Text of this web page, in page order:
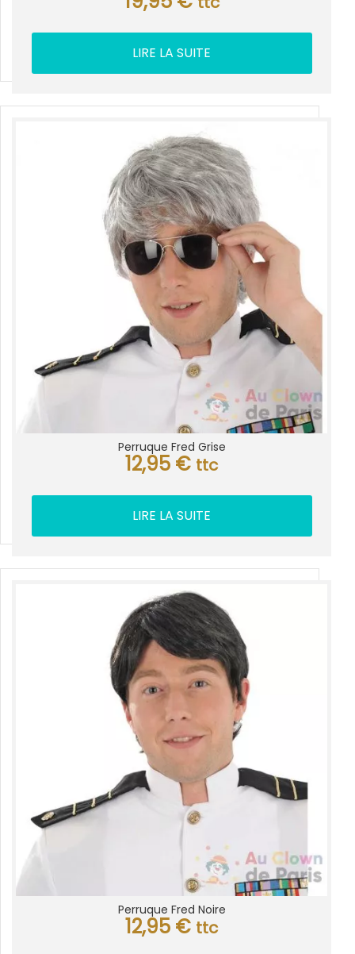
LIRE LA SUITE
Perruque Fred Grise
12,95 € ttc
LIRE LA SUITE
Perruque Fred Noire
12,95 € ttc